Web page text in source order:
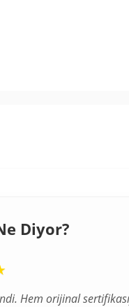
Diyor?
Hem orijinal